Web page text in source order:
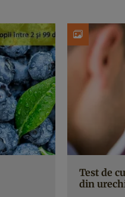
Test de
din